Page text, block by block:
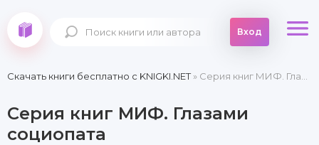
Вход
Скачать книги бесплатно c KNIGKI.NET» Серия книг МИФ. Глазами социопата
Серия книг МИФ. Глазами
социопата